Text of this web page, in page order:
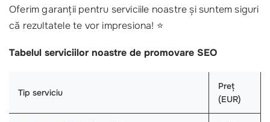
Oferim garanții pentru serviciile noastre și suntem siguri
că rezultatele te vor impresiona! ⭐
Tabelul serviciilor noastre de promovare SEO
Tip serviciu
Preț
(EUR)